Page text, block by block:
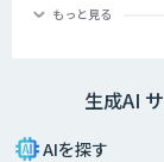
グラムのコード、文
もっと見る
生成AI
AIを探す